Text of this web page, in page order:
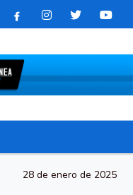
28 de enero de 2025